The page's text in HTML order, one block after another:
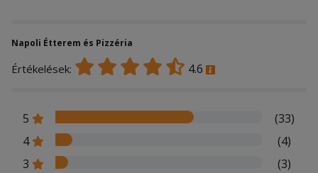
Napoli Étterem és Pizzéria
Értékelések: 4.6
5
(33)
4
(4)
3
(3)